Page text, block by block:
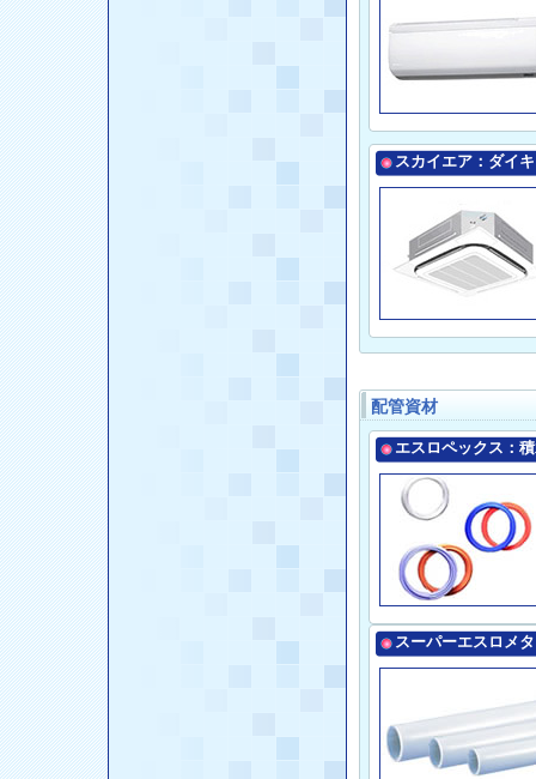
スカイエア：ダイ
配管資材
エスロペックス：
スーパーエスロメ